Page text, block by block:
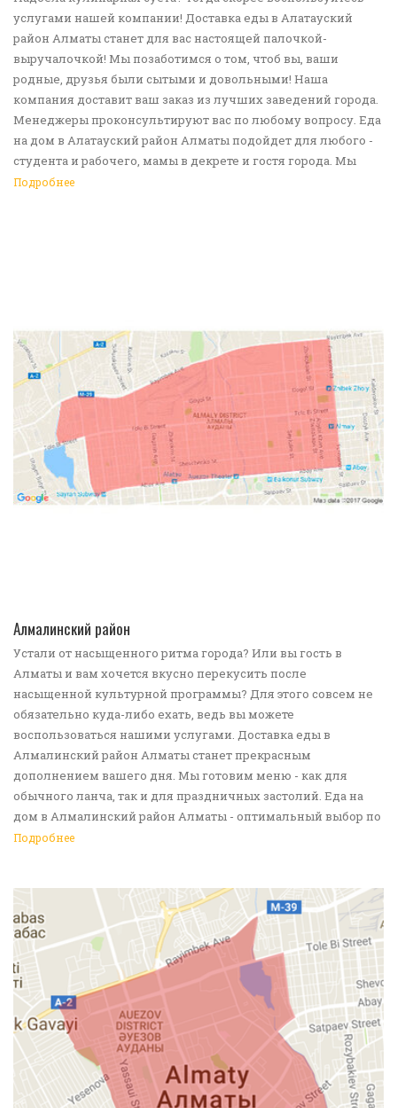
услугами нашей компании! Доставка еды в Алатауский
район Алматы станет для вас настоящей палочкой-
выручалочкой! Мы позаботимся о том, чтоб вы, ваши
родные, друзья были сытыми и довольными! Наша
компания доставит ваш заказ из лучших заведений города.
Менеджеры проконсультируют вас по любому вопросу. Еда
на дом в Алатауский район Алматы подойдет для любого -
студента и рабочего, мамы в декрете и гостя города. Мы
сделаем ваш день вкусным и позитивным! Обращайтесь!
Подробнее
Алмалинский район
Устали от насыщенного ритма города? Или вы гость в
Алматы и вам хочется вкусно перекусить после
насыщенной культурной программы? Для этого совсем не
обязательно куда-либо ехать, ведь вы можете
воспользоваться нашими услугами. Доставка еды в
Алмалинский район Алматы станет прекрасным
дополнением вашего дня. Мы готовим меню - как для
обычного ланча, так и для праздничных застолий. Еда на
дом в Алмалинский район Алматы - оптимальный выбор по
любому поводу. Мы ждем вас!
Подробнее